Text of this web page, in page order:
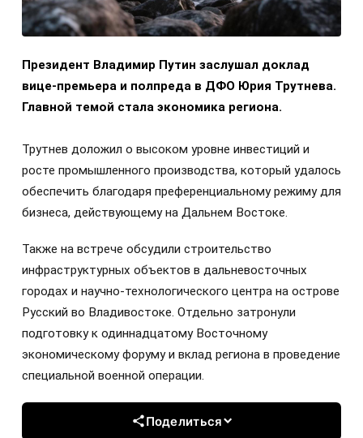
Президент Владимир Путин заслушал доклад
вице-премьера и полпреда в ДФО Юрия Трутнева.
Главной темой стала экономика региона.
Трутнев доложил о высоком уровне инвестиций и
росте промышленного производства, который удалось
обеспечить благодаря преференциальному режиму для
бизнеса, действующему на Дальнем Востоке.
Также на встрече обсудили строительство
инфраструктурных объектов в дальневосточных
городах и научно-технологического центра на острове
Русский во Владивостоке. Отдельно затронули
подготовку к одиннадцатому Восточному
экономическому форуму и вклад региона в проведение
специальной военной операции.
Поделиться